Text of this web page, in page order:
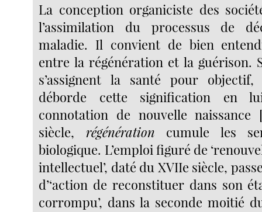
La conception organiciste des
l’assimilation du processus de
maladie. Il convient de bien
entre la régénération et la guérison.
s’assignent la santé pour
déborde cette signification en
connotation de nouvelle naissance
siècle, régénération cumule les
biologique. L’emploi figuré de
intellectuel’, daté du XVIIe siècle,
d’‘action de reconstituer dans son
corrompu’, dans la seconde moitié